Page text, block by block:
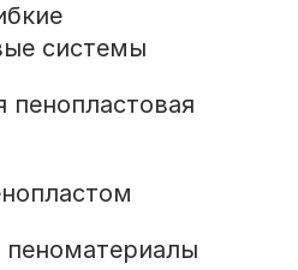
системы